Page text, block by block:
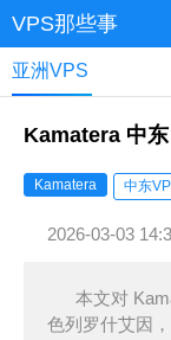
VPS那些事
亚洲VPS
Kamatera 中
Kamatera 中东
2026-03-03
本文对
色列罗什艾因